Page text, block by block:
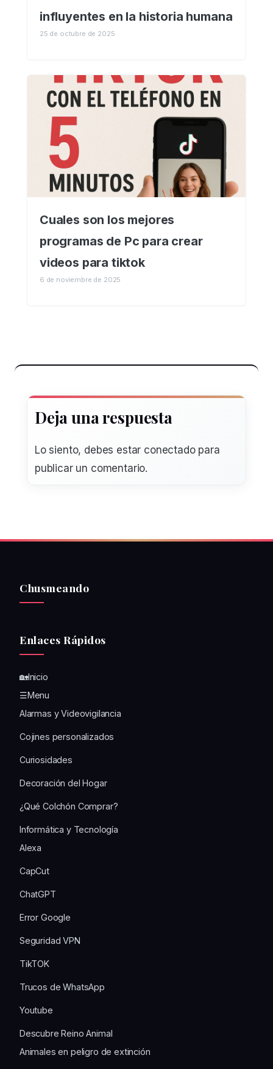
influyentes en la historia humana
25 de octubre de 2025
Cuales son los mejores
programas de Pc para crear
videos para tiktok
6 de noviembre de 2025
Deja una respuesta
Lo siento, debes estar conectadopara
publicar un comentario.
Chusmeando
Enlaces Rápidos
🏡Inicio
☰Menu
Alarmas y Videovigilancia
Cojines personalizados
Curiosidades
Decoración del Hogar
¿Qué Colchón Comprar?
Informática y Tecnología
Alexa
CapCut
ChatGPT
Error Google
Seguridad VPN
TikTOK
Trucos de WhatsApp
Youtube
Descubre Reino Animal
Animales en peligro de extinción